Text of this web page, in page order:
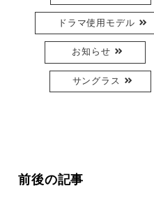
ドラマ使用モデル
お知らせ
サングラス
前後の記事